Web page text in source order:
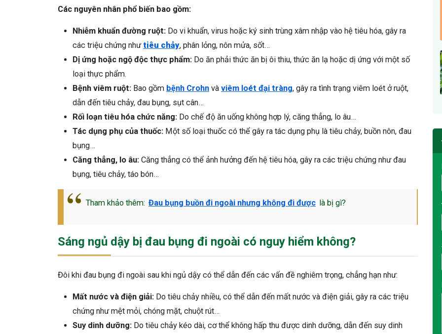
Các nguyên nhân phổ biến bao gồm:
Nhiễm khuẩn đường ruột: Do vi khuẩn, virus hoặc ký sinh trùng xâm nhập vào hệ tiêu hóa, gây ra
các triệu chứng nhưtiêu chảy, phân lỏng, nôn mửa, sốt…
Dị ứng hoặc ngộ độc thực phẩm: Do ăn phải thức ăn bị ôi thiu, thức ăn lạ hoặc dị ứng với một số
loại thực phẩm.
Bệnh viêm ruột: Bao gồm bệnh Crohn và viêm loét đại tràng, gây ra tình trạng viêm loét ở ruột,
dẫn đến tiêu chảy, đau bụng, sụt cân…
Rối loạn tiêu hóa chức năng: Do chế độ ăn uống không hợp lý, căng thẳng, lo âu…
Tác dụng phụ của thuốc: Một số loại thuốc có thể gây ra tác dụng phụ là tiêu chảy, buồn nôn, đau
bụng…
Căng thẳng, lo âu: Căng thẳng có thể ảnh hưởng đến hệ tiêu hóa, gây ra các triệu chứng như đau
bụng, tiêu chảy, táo bón…
Tham khảo thêm: Đau bụng buồn đi ngoài nhưng không đi được là bị gì?
Sáng ngủ dậy bị đau bụng đi ngoài có nguy hiểm không?
Đôi khi đau bụng đi ngoài sau khi ngủ dậy có thể dẫn đến các vấn đề nghiêm trọng, chẳng hạn như:
Mất nước và điện giải: Do tiêu chảy nhiều, có thể dẫn đến mất nước và điện giải, gây ra các triệu
chứng như mệt mỏi, chóng mặt, chuột rút…
Suy dinh dưỡng: Do tiêu chảy kéo dài, cơ thể không hấp thu được dinh dưỡng, dẫn đến suy dinh